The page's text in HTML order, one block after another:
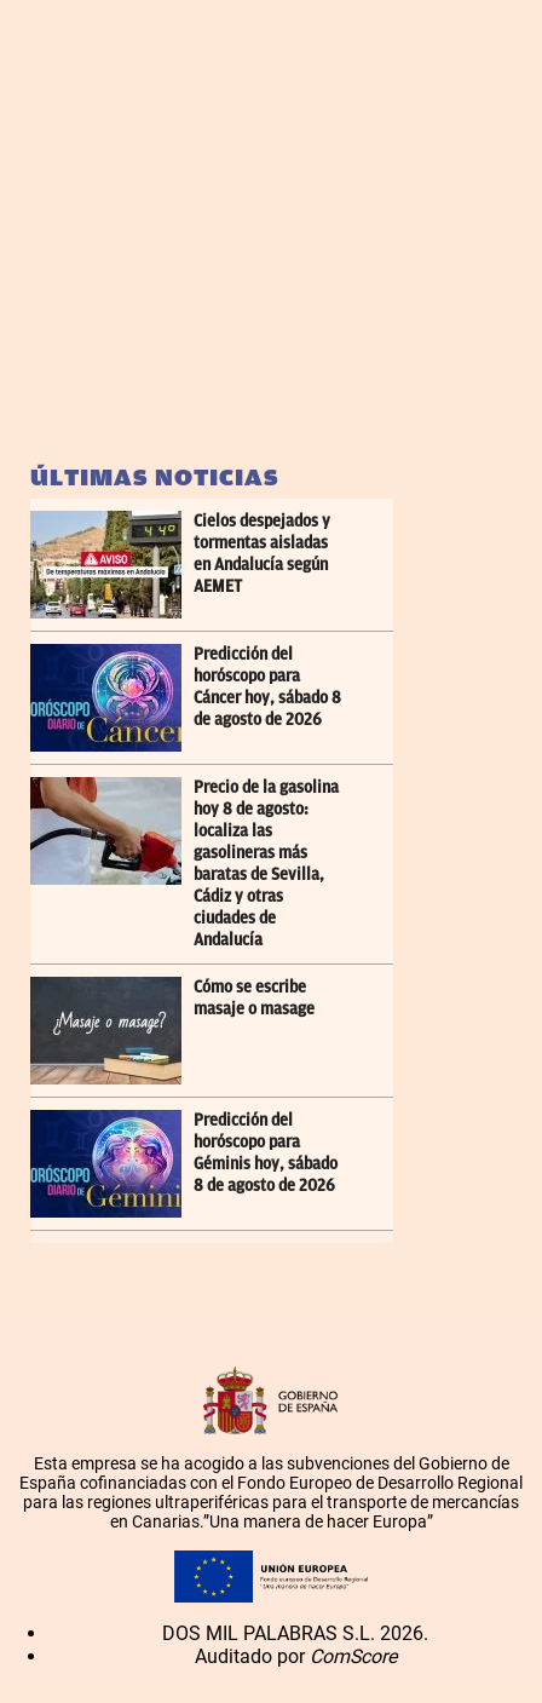
ÚLTIMAS NOTICIAS
Cielos despejados y
tormentas aisladas
en Andalucía según
AEMET
Predicción del
horóscopo para
Cáncer hoy, sábado 8
de agosto de 2026
Precio de la gasolina
hoy 8 de agosto:
localiza las
gasolineras más
baratas de Sevilla,
Cádiz y otras
ciudades de
Andalucía
Cómo se escribe
masaje o masage
Predicción del
horóscopo para
Géminis hoy, sábado
8 de agosto de 2026
Esta empresa se ha acogido a las subvenciones del Gobierno de
España cofinanciadas con el Fondo Europeo de Desarrollo Regional
para las regiones ultraperiféricas para el transporte de mercancías
en Canarias.”Una manera de hacer Europa”
DOS MIL PALABRAS S.L. 2026.
Auditado por ComScore